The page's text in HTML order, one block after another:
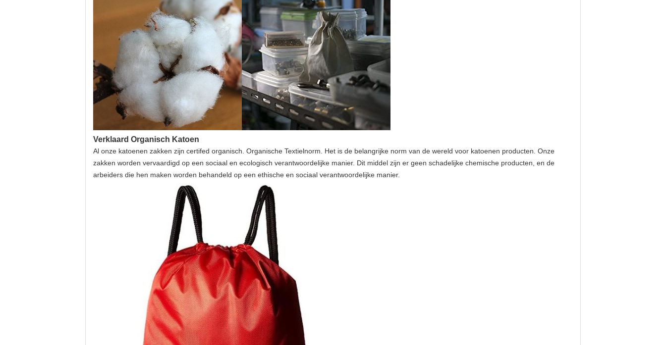
Verklaard Organisch Katoen
Al onze katoenen zakken zijn certifed organisch. Organische Textielnorm. Het is de belangrijke norm van de wereld voor katoenen producten. Onze
zakken worden vervaardigd op een sociaal en ecologisch verantwoordelijke manier. Dit middel zijn er geen schadelijke chemische producten, en de
arbeiders die hen maken worden behandeld op een ethische en sociaal verantwoordelijke manier.